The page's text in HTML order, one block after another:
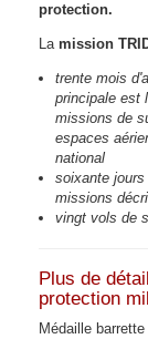
protection.
La mission
trente mois
principale est
missions de
espaces
national
soixante
missions
vingt vols de
Plus de
protection
Médaille